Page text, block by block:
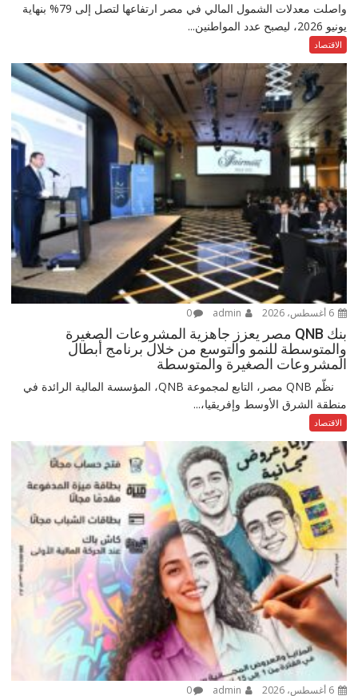
واصلت معدلات الشمول المالي في مصر ارتفاعها لتصل إلى 79% بنهاية
يونيو 2026، ليصبح عدد المواطنين...
الاقتصاد
6 أغسطس، 2026 0
بنك QNB مصر يعزز جاهزية المشروعات الصغيرة
والمتوسطة للنمو والتوسع من خلال برنامج أبطال
المشروعات الصغيرة والمتوسطة
نظّم QNB مصر، التابع لمجموعة QNB، المؤسسة المالية الرائدة في
منطقة الشرق الأوسط وإفريقيا،...
الاقتصاد
6 أغسطس، 2026 0